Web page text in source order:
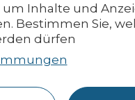
Inhalte und
Bestimmen Sie,
dürfen
bis Samstag: